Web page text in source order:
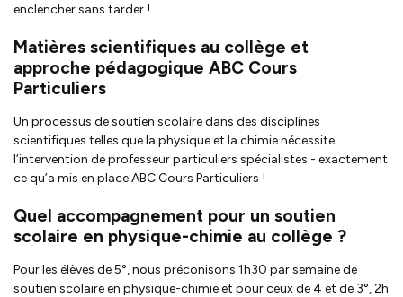
enclencher sans tarder !
Matières scientifiques au collège et
approche pédagogique ABC Cours
Particuliers
Un processus de soutien scolaire dans des disciplines
scientifiques telles que la physique et la chimie nécessite
l’intervention de professeur particuliers spécialistes - exactement
ce qu’a mis en place ABC Cours Particuliers !
Quel accompagnement pour un soutien
scolaire en physique-chimie au collège ?
Pour les élèves de 5°, nous préconisons 1h30 par semaine de
soutien scolaire en physique-chimie et pour ceux de 4 et de 3°, 2h